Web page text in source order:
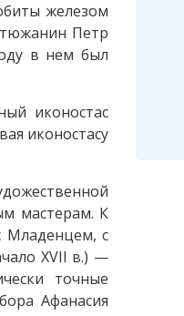
железом
Петр
в нем был
иконостас
иконостасу
мастерам. К
Младенцем, с
XVII в.) —
точные
Афанасия